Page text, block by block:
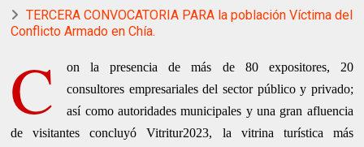
TERCERA CONVOCATORIA PARA la población Víctima del
Conflicto Armado en Chía.
C
on la presencia de más de 80 expositores, 20
consultores empresariales del sector público y privado;
así como autoridades municipales y una gran afluencia
de visitantes concluyó Vitritur2023, la vitrina turística más